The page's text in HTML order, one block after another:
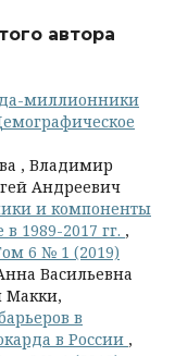
автора
миллионники
, Владимир
Андреевич
и компоненты
1989-2017 гг. ,
6 № 1 (2019)
Васильевна
Макки,
в
в России ,